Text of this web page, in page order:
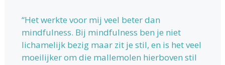
“Het werkte voor mij veel beter dan
mindfulness. Bij mindfulness ben je niet
lichamelijk bezig maar zit je stil, en is het veel
moeilijker om die mallemolen hierboven stil